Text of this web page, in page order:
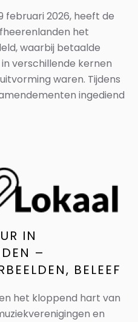
februari 2026, heeft de
het
waarbij betaalde
verschillende kernen
waren. Tijdens
ingediend
IN
–
BELEEF
het kloppend hart van
en